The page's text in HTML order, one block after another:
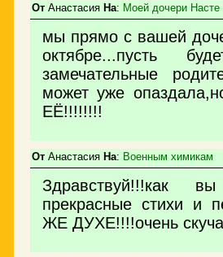
От Анастасия На: Моей дочери Насте
мы прямо с вашей
октябре...пусть
замечательные
может уже
ЕЁ!!!!!!!!
От Анастасия На: Военным химикам
Здравствуй!!!как
прекрасные стихи
ЖЕ ДУХЕ!!!!очень